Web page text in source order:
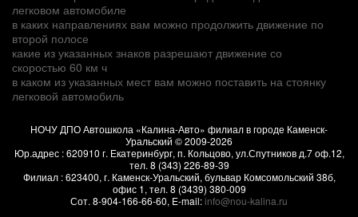
легковом автомобиле
в каких направлениях вам можно продолжить движение по
второй полосе
какие из указанных знаков разрешают движение со
скоростью 60 км ч
в каком из указанных мест вам можно поставить на стоянку
легковой автомобиль
НОЧУ ДПО Автошкола «Калина-Авто» филиал в городе Каменск-
Уральский © 2009-2026
Юр.адрес :620910 г. Екатеринбург, п. Кольцово, ул.Спутников д.7 оф.12,
тел. 8 (343) 226-89-39
Филиал :623400, г. Каменск-Уральский, бульвар Комсомольский 38б,
офис 1, тел. 8 (3439) 380-009
Сот. 8-904-166-66-60, E-mail:info@nou-kalina.ru